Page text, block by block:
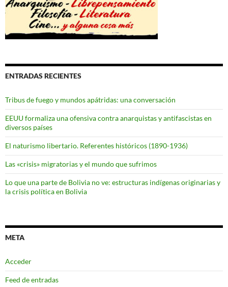
ENTRADAS RECIENTES
Tribus de fuego y mundos apátridas: una conversación
EEUU formaliza una ofensiva contra anarquistas y antifascistas en
diversos países
El naturismo libertario. Referentes históricos (1890-1936)
Las «crisis» migratorias y el mundo que sufrimos
Lo que una parte de Bolivia no ve: estructuras indígenas originarias y
la crisis política en Bolivia
META
Acceder
Feed de entradas